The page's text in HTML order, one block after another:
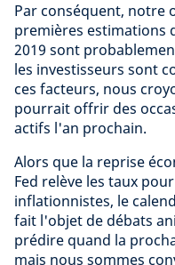
Par conséquent, notre
premières estimations
2019 sont
les investisseurs sont
ces facteurs, nous
pourrait offrir des
actifs l'an prochain.
Alors que la reprise
Fed relève les taux
inflationnistes, le
fait l'objet de débats
prédire quand la
mais nous sommes